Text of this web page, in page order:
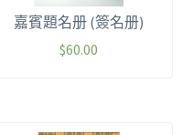
嘉賓題名册 (簽名册)
$60.00